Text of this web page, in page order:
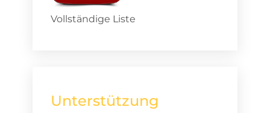
Vollständige Liste
Unterstützung